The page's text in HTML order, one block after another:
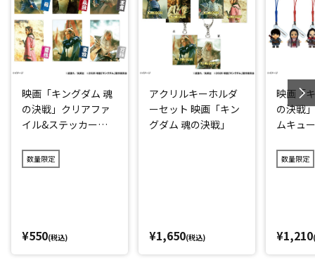
映画「キングダム 魂
の決戦」クリアファ
イル&ステッカーセ
数量限定
¥550(税込)
アクリルキーホルダ
ーセット 映画「キン
グダム 魂の決戦」
¥1,650(税込)
映画「
の決戦
ムキュ
数量限定
¥1,210